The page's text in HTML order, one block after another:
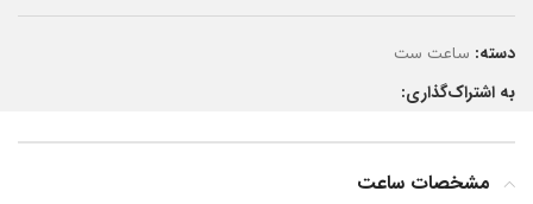
دسته: ساعت ست
به اشتراک‌گذاری:
مشخصات ساعت